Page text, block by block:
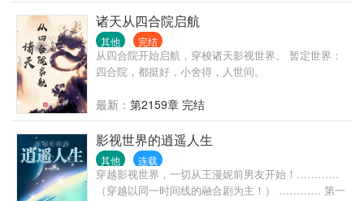
诸天从四合院启航
其他 完结
从四合院开始启航，穿梭诸天影视世界。 暂定世界：
四合院，都挺好，小舍得，人世间。
最新： 第2159章 完结
影视世界的逍遥人生
其他 连载
穿越影视世界，一切从王漫妮前男友开始！…………
（穿越以同一时间线的融合剧为主！） ………… 第一